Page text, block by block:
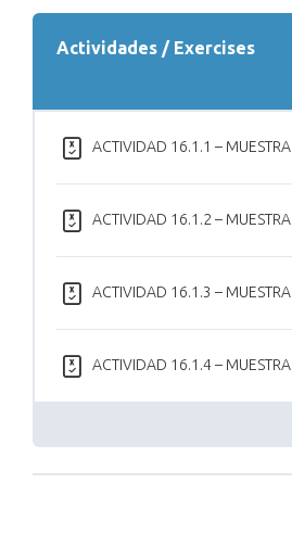
Actividades / Exercises
ACTIVIDAD 16.1.1 – MUESTRA
ACTIVIDAD 16.1.2 – MUESTRA
ACTIVIDAD 16.1.3 – MUESTRA
ACTIVIDAD 16.1.4 – MUESTRA